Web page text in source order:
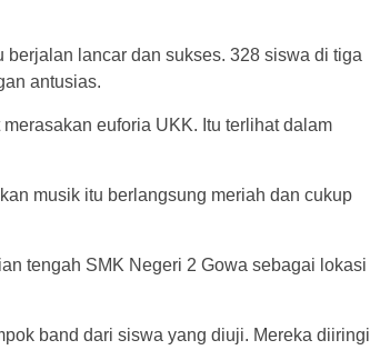
lancar dan sukses. 328 siswa di tiga
antusias.
euforia UKK. Itu terlihat dalam
musik itu berlangsung meriah dan cukup
tengah SMK Negeri 2 Gowa sebagai lokasi
band dari siswa yang diuji. Mereka diiringi